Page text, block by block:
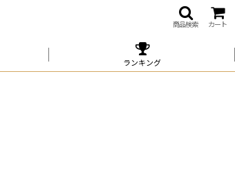
商品検索 カート
ランキング